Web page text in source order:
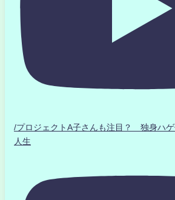
/プロジェクトA子さんも注目？ 独身ハ
人生